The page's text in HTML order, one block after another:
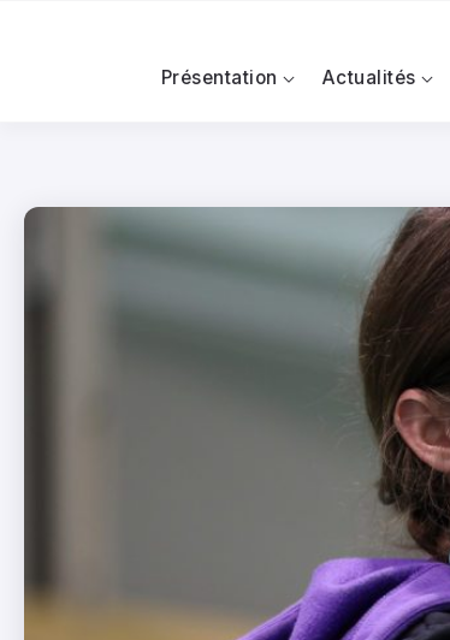
Présentation Actualités